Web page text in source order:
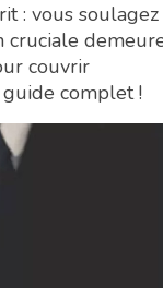
: vous soulagez
cruciale
couvrir
guide complet !